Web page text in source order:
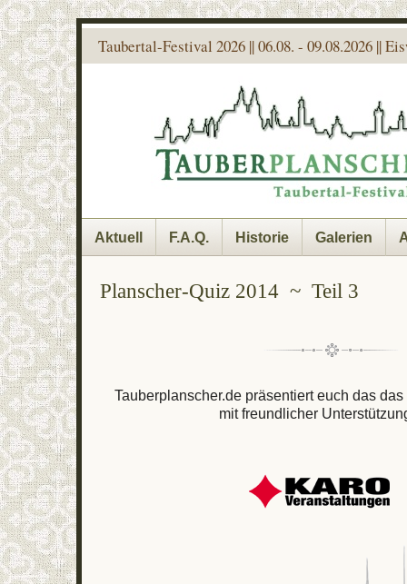
Taubertal-Festival 2026 || 06.08. - 09.08.2026 ||
Aktuell F.A.Q. Historie Galerien
Planscher-Quiz 2014 ~ Teil 3
Tauberplanscher.de präsentiert euch das
mit freundlicher